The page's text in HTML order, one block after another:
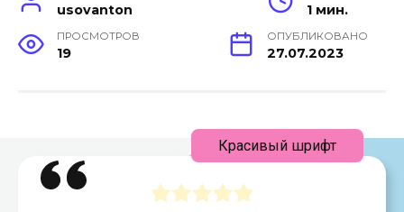
usovanton 1 мин.
ПРОСМОТРОВ
19
ОПУБЛИКОВАНО
27.07.2023
Красивый шрифт